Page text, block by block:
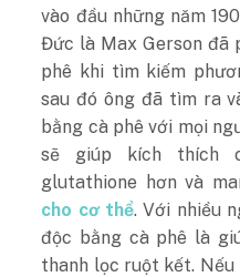
vào đầu những năm
Đức là Max Gerson đã
phê khi tìm kiếm
sau đó ông đã tìm ra
bằng cà phê với mọi
sẽ giúp kích thích
glutathione hơn và
cho cơ thể. Với nhiều
độc bằng cà phê là
thanh lọc ruột kết. Nếu